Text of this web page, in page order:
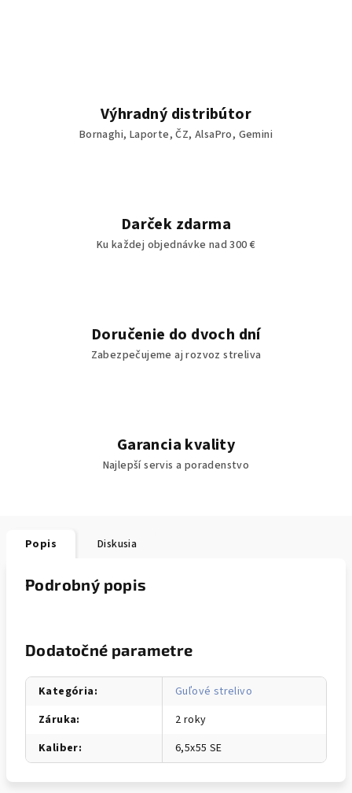
Výhradný distribútor
Bornaghi, Laporte, ČZ, AlsaPro, Gemini
Darček zdarma
Ku každej objednávke nad 300 €
Doručenie do dvoch dní
Zabezpečujeme aj rozvoz streliva
Garancia kvality
Najlepší servis a poradenstvo
Popis Diskusia
Podrobný popis
Dodatočné parametre
Kategória:
Guľové strelivo
Záruka:
2 roky
Kaliber: 6,5x55 SE